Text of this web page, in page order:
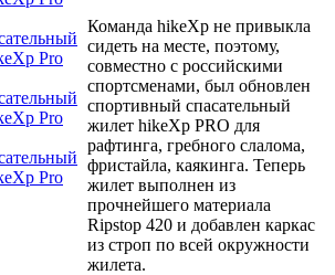
Команда hikeXp не привыкла
сидеть на месте, поэтому,
совместно с российскими
спортсменами, был обновлен
спортивный спасательный
жилет hikeXp PRO для
рафтинга, гребного слалома,
фристайла, каякинга. Теперь
жилет выполнен из
прочнейшего материала
Ripstop 420 и добавлен каркас
из строп по всей окружности
жилета.